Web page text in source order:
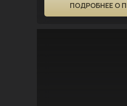
ПОДРОБНЕЕ О